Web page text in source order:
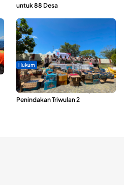
untuk 88 Desa
Hukum
Polda Maluku Utara Musnahkan
Ribuan Liter Miras Hasil Operasi
Penindakan Triwulan 2